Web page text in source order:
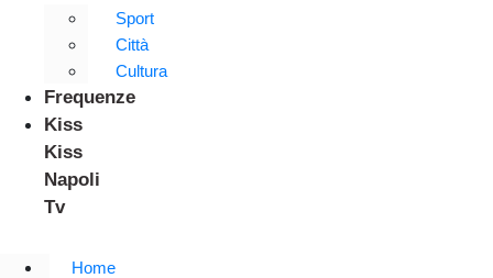
Sport
Città
Cultura
Frequenze
Kiss
Kiss
Napoli
Tv
Home